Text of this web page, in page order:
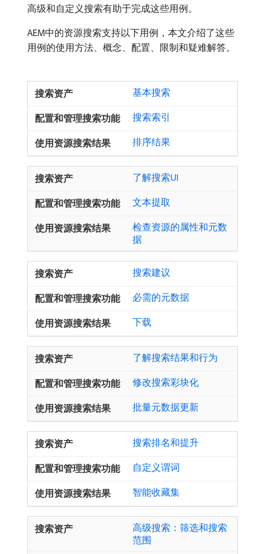
高级和自定义搜索有助于完成这些用例。
AEM中的资源搜索支持以下用例，本文介绍了这些
用例的使用方法、概念、配置、限制和疑难解答。
基本搜索
搜索索引
排序结果
了解搜索UI
文本提取
检查资源的属性和元数
据
搜索建议
必需的元数据
下载
了解搜索结果和行为
修改搜索彩块化
批量元数据更新
搜索排名和提升
自定义谓词
智能收藏集
高级搜索：筛选和搜索
范围